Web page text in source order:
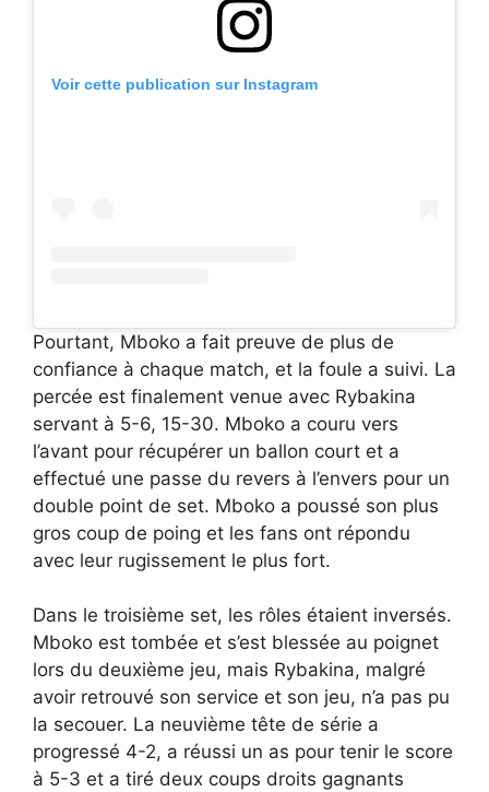
Voir cette publication sur Instagram
Pourtant, Mboko a fait preuve de plus de
confiance à chaque match, et la foule a suivi. La
percée est finalement venue avec Rybakina
servant à 5-6, 15-30. Mboko a couru vers
l’avant pour récupérer un ballon court et a
effectué une passe du revers à l’envers pour un
double point de set. Mboko a poussé son plus
gros coup de poing et les fans ont répondu
avec leur rugissement le plus fort.
Dans le troisième set, les rôles étaient inversés.
Mboko est tombée et s’est blessée au poignet
lors du deuxième jeu, mais Rybakina, malgré
avoir retrouvé son service et son jeu, n’a pas pu
la secouer. La neuvième tête de série a
progressé 4-2, a réussi un as pour tenir le score
à 5-3 et a tiré deux coups droits gagnants